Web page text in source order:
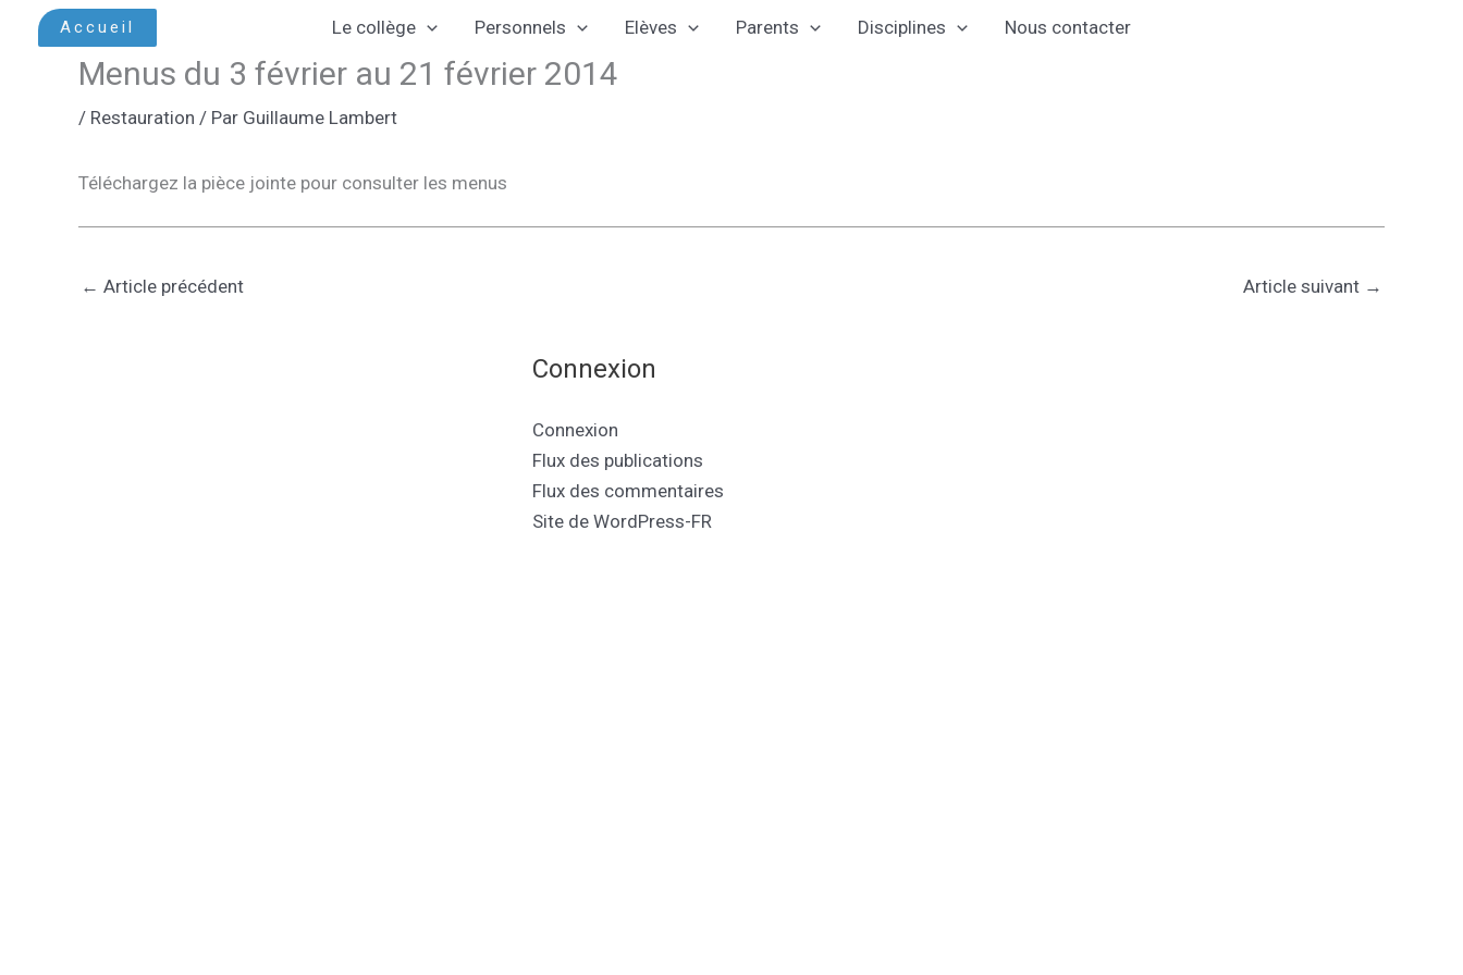
Accueil Le collège Personnels Elèves Parents Disciplines Nous contacter
Menus du 3 février au 21 février 2014
/ Restauration / Par Guillaume Lambert
Téléchargez la pièce jointe pour consulter les menus
← Article précédent Article suivant →
Connexion
Connexion
Flux des publications
Flux des commentaires
Site de WordPress-FR